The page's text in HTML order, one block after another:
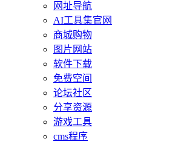
网址导航
AI工具集官网
商城购物
图片网站
软件下载
免费空间
论坛社区
分享资源
游戏工具
cms程序